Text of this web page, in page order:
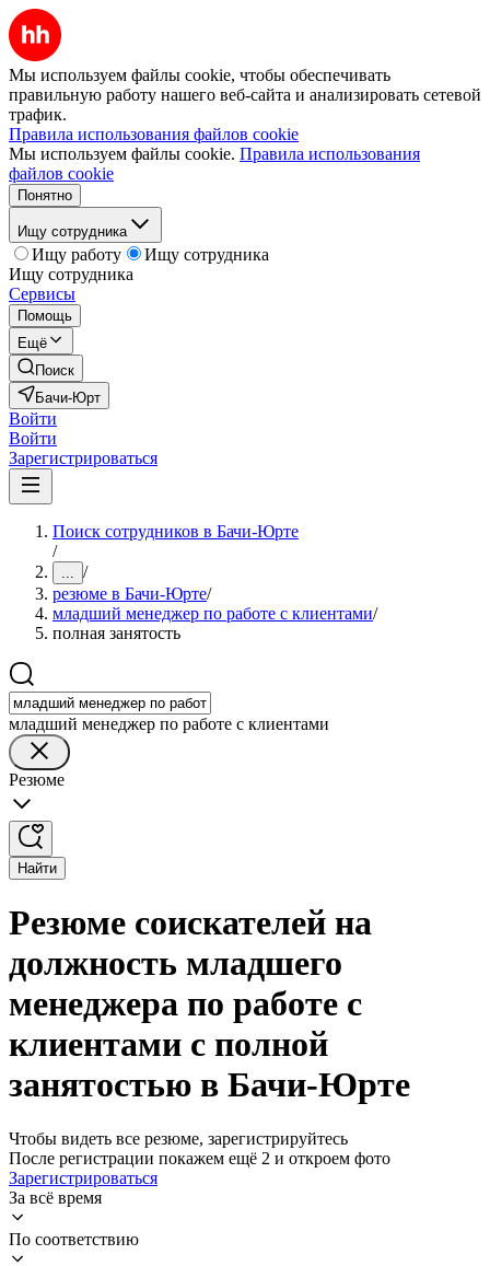
Мы используем файлы cookie, чтобы обеспечивать
правильную работу нашего веб-сайта и анализировать сетевой
трафик.
Правила использования файлов cookie
Мы используем файлы cookie. Правила использования
файлов cookie
Понятно
Ищу сотрудника
Ищу работу
Ищу сотрудника
Ищу сотрудника
Сервисы
Помощь
Ещё
Поиск
Бачи-Юрт
Войти
Войти
Зарегистрироваться
Поиск сотрудников в Бачи-Юрте
/
... /
резюме в Бачи-Юрте/
младший менеджер по работе с клиентами/
полная занятость
младший менеджер по работе с клиентами
Резюме
Найти
Резюме соискателей на
должность младшего
менеджера по работе с
клиентами с полной
занятостью в Бачи-Юрте
Чтобы видеть все резюме, зарегистрируйтесь
После регистрации покажем ещё 2 и откроем фото
Зарегистрироваться
За всё время
По соответствию